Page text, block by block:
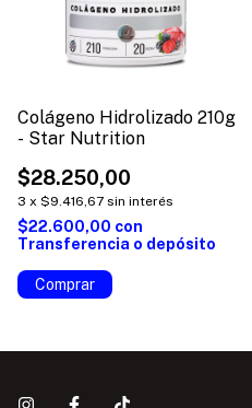
Colágeno Hidrolizado 210g
- Star Nutrition
$28.250,00
3 x $9.416,67 sin interés
$22.600,00 con
Transferencia o depósito
Comprar